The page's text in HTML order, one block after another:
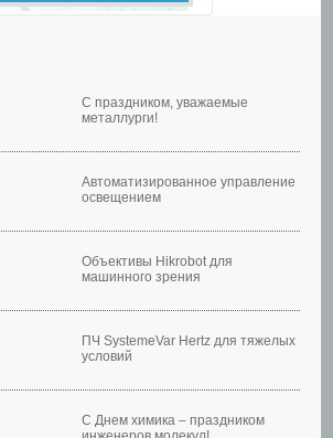
Шкафы управления
С праздником, уважаемые
металлурги!
Автоматизированное управление
освещением
Объективы Hikrobot для
машинного зрения
ПЧ SystemeVar Hertz для тяжелых
условий
С Днем химика – праздником